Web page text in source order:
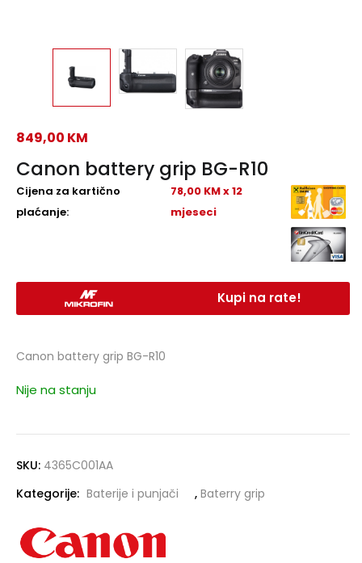
Canon battery grip BG-R10
849,00 KM
Cijena za kartično
plaćanje:
78,00 KM x 12
mjeseci
Kupi na rate!
Canon battery grip BG-R10
Nije na stanju
SKU: 4365C001AA
Kategorije: Baterije i punjači , Baterry grip